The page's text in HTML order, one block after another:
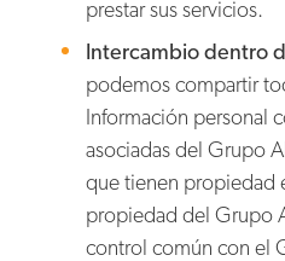
prestar sus servicios.
Intercambio dentro
podemos compartir
Información personal
asociadas del Grupo
que tienen propiedad
propiedad del Grupo
control común con el